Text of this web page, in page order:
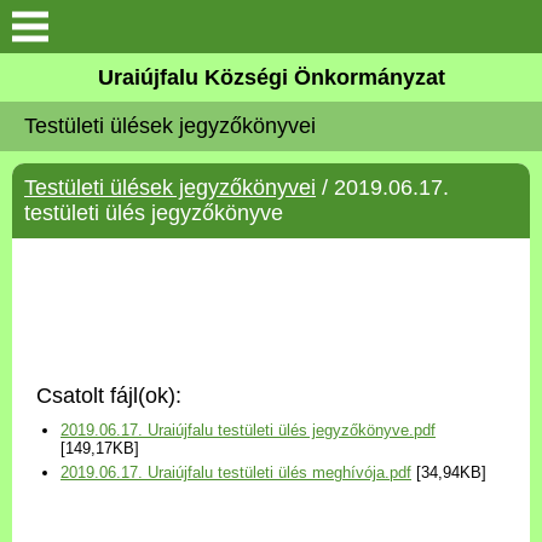
Köszöntő
Elérhetőségek
Uraiújfalu
Választási információk
Versenyképes Járások
Uraiújfalu Községi Önkormányzat
Testületi ülések jegyzőkönyvei
Testületi ülések jegyzőkönyvei / 2019.06.17.
testületi ülés jegyzőkönyve
Csatolt fájl(ok):
2019.06.17. Uraiújfalu testületi ülés jegyzőkönyve.pdf
[149,17KB]
2019.06.17. Uraiújfalu testületi ülés meghívója.pdf [34,94KB]